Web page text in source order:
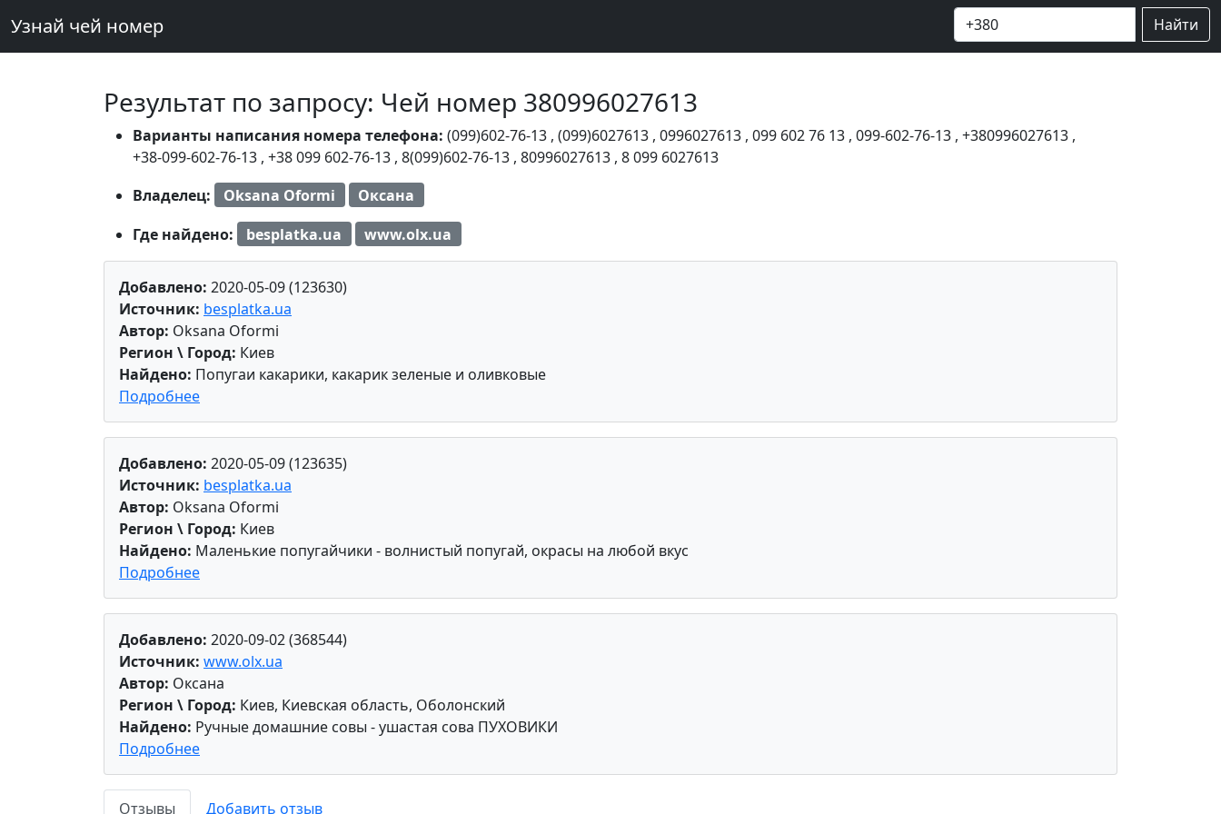
Узнай чей номер Найти
Результат по запросу: Чей номер 380996027613
Варианты написания номера телефона: (099)602-76-13 , (099)6027613 , 0996027613 , 099 602 76 13 , 099-602-76-13 , +380996027613 ,
+38-099-602-76-13 , +38 099 602-76-13 , 8(099)602-76-13 , 80996027613 , 8 099 6027613
Владелец:
Oksana Oformi
Оксана
Где найдено:
besplatka.ua www.olx.ua
Добавлено: 2020-05-09 (123630)
Источник: besplatka.ua
Автор: Oksana Oformi
Регион \ Город: Киев
Найдено: Попугаи какарики, какарик зеленые и оливковые
Подробнее
Добавлено: 2020-05-09 (123635)
Источник: besplatka.ua
Автор: Oksana Oformi
Регион \ Город: Киев
Найдено: Маленькие попугайчики - волнистый попугай, окрасы на любой вкус
Подробнее
Добавлено: 2020-09-02 (368544)
Источник: www.olx.ua
Автор: Оксана
Регион \ Город: Киев, Киевская область, Оболонский
Найдено: Ручные домашние совы - ушастая сова ПУХОВИКИ
Подробнее
Отзывы Добавить отзыв